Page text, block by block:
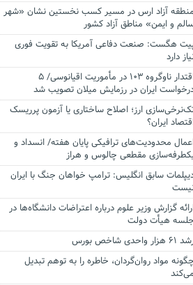
منطقه آزاد ارس در مسیر کسب نخستین نشان «شهر
و ایمن» مناطق آزاد کشور
هگست: صنعت دفاعی آمریکا به تقویت فوری
دارد
اقتدار ناوگروه ۱۰۳ در مأموریت‌ اقیانوسی/ ۵
ایران در رزمایش میلان تصویب شد
ارز؛ اصلاح ساختاری یا آزمون پرریسک
ایران؟
محدودیت‌های ترافیکی پایان هفته/ انسداد و
مقطعی چالوس و هراز
سابق انگلیس:‌ ترامپ خواهان جنگ با ایران
گزارش وزیر علوم درباره اعتراضات دانشگاه‌ها در
جلسه هیأت دولت
واحدی شاخص بورس
چگونه مواد روان‌گردان، خاطره را به توهم تبدیل
می‌کند